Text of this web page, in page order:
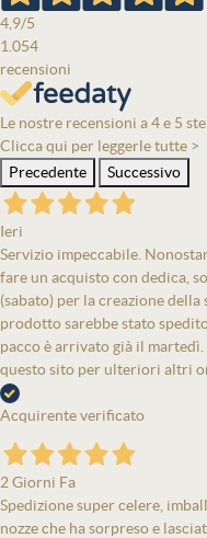
4,9/5
1.054
recensioni
Le nostre recensioni a 4 e 5
Clicca qui per leggerle tutte >
Precedente
Successivo
Ieri
Servizio impeccabile.
fare un acquisto con dedica,
(sabato) per la creazione
prodotto sarebbe stato
pacco è arrivato già il
questo sito per ulteriori altri
Acquirente verificato
2 Giorni Fa
Spedizione super celere,
nozze che ha sorpreso e